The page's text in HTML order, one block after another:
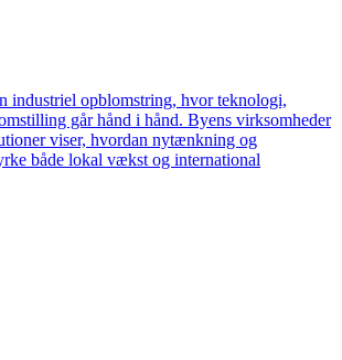
industriel opblomstring, hvor teknologi,
går hånd i hånd. Byens virksomheder
viser, hvordan nytænkning og
både lokal vækst og international